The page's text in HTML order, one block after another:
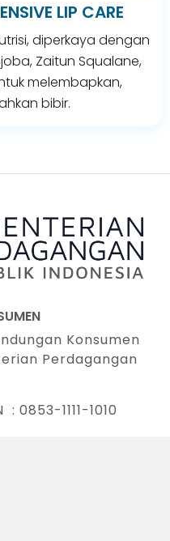
LIP CARE
diperkaya dengan
Zaitun Squalane,
melembapkan,
bibir.
Konsumen
Perdagangan
0853-1111-1010